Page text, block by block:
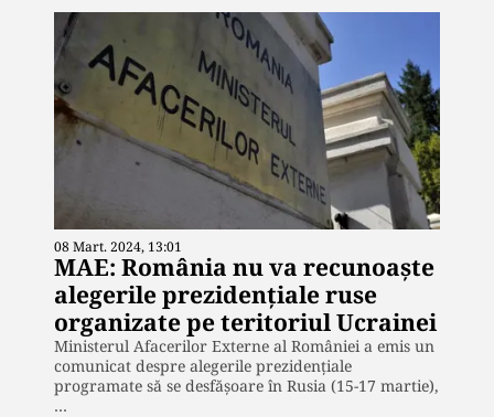
08 Mart. 2024, 13:01
MAE: România nu va recunoaște
alegerile prezidențiale ruse
organizate pe teritoriul Ucrainei
Ministerul Afacerilor Externe al României a emis un
comunicat despre alegerile prezidențiale
programate să se desfășoare în Rusia (15-17 martie),
…